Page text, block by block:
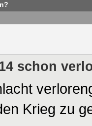
schon
Krieg zu